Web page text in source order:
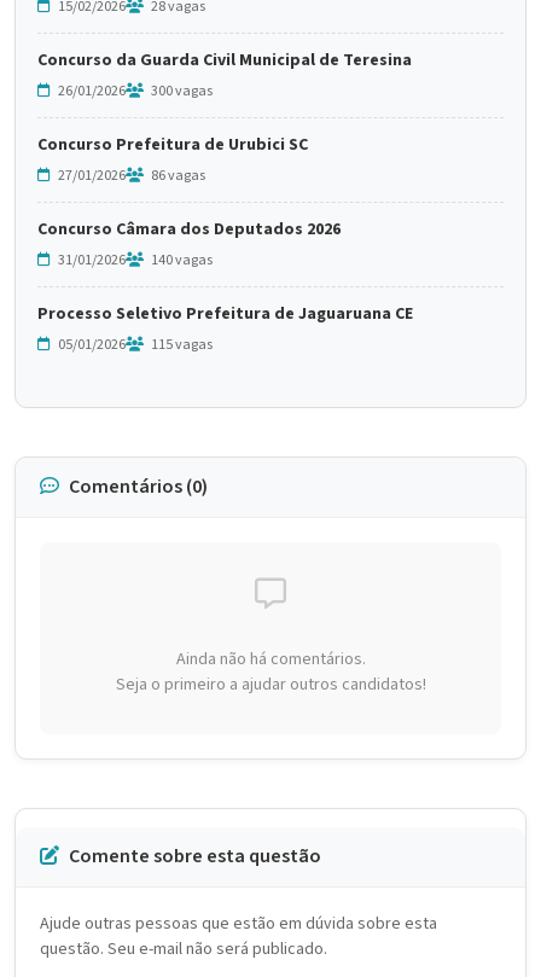
15/02/2026 28 vagas
Concurso da Guarda Civil Municipal de Teresina
26/01/2026 300 vagas
Concurso Prefeitura de Urubici SC
27/01/2026 86 vagas
Concurso Câmara dos Deputados 2026
31/01/2026 140 vagas
Processo Seletivo Prefeitura de Jaguaruana CE
05/01/2026 115 vagas
Comentários (0)
Ainda não há comentários.
Seja o primeiro a ajudar outros candidatos!
Comente sobre esta questão
Ajude outras pessoas que estão em dúvida sobre esta
questão. Seu e-mail não será publicado.